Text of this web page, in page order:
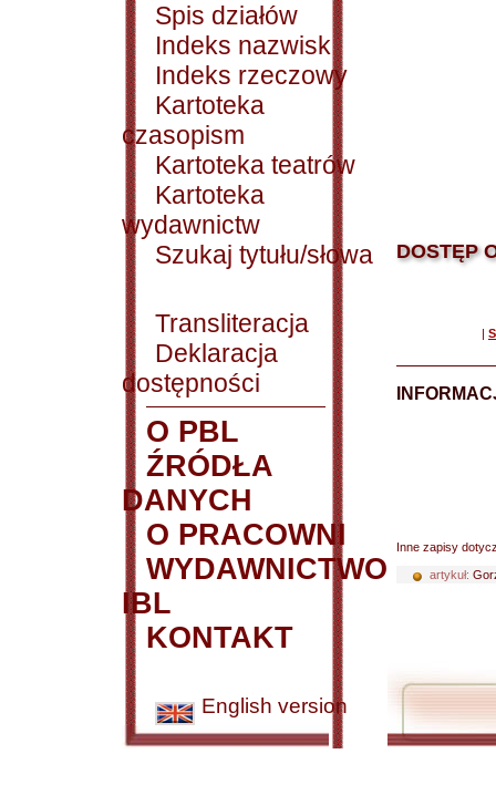
Spis działów
Indeks nazwisk
Indeks rzeczowy
Kartoteka
czasopism
Kartoteka teatrów
Kartoteka
wydawnictw
Szukaj tytułu/słowa
Transliteracja
Deklaracja
dostępności
O PBL
ŹRÓDŁA
DANYCH
O PRACOWNI
WYDAWNICTWO
IBL
KONTAKT
English version
DOSTĘP
|
Inne zapisy
artykuł: